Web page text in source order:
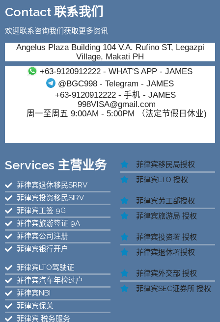
Contact 联系我们
欢迎联系咨询我们获取更多资讯
Angelus Plaza Building 104 V.A. Rufino ST, Legazpi
Village, Makati PH
+63-9120912222- WHAT'S APP - JAMES
@BGC998 - Telegram - JAMES
+63-9120912222- 手机 - JAMES
998VISA@gmail.com
周一至周五 9:00AM - 5:00PM （法定节假日休业)
Services 主营业务
菲律宾退休移民SRRV
菲律宾投资移民SIRV
菲律宾工签 9G
菲律宾旅游签证 9A
菲律宾公司注册
菲律宾银行开户
菲律宾LTO驾驶证
菲律宾汽车年检过户
菲律宾NBI
菲律宾保关
菲律宾 税务服务
菲律宾移民局授权
菲律宾LTO 授权
菲律宾劳工部授权
菲律宾旅游局 授权
菲律宾投资署 授权
菲律宾退休署授权
菲律宾外交部 授权
菲律宾SEC证券所 授权